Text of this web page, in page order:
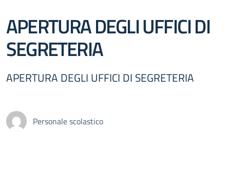
APERTURA DEGLI UFFICI DI
SEGRETERIA
APERTURA DEGLI UFFICI DI SEGRETERIA
Personale scolastico